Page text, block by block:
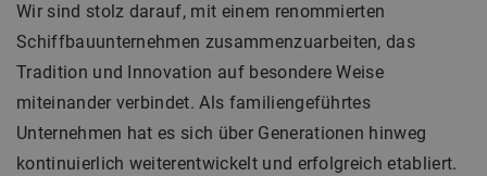
Wir sind stolz darauf, mit einem renommierten
Schiffbauunternehmen zusammenzuarbeiten, das
Tradition und Innovation auf besondere Weise
miteinander verbindet. Als familiengeführtes
Unternehmen hat es sich über Generationen hinweg
kontinuierlich weiterentwickelt und erfolgreich etabliert.